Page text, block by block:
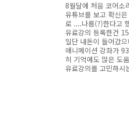
8월달에 처음 코어소
유튜브를 보고 확신
로 ....나름(?)한다고
유료강의 등록한건
일단 내돈이 들어갔
애니메이션 강좌가
히 기억에도 많은 도
유료강의를 고민하시